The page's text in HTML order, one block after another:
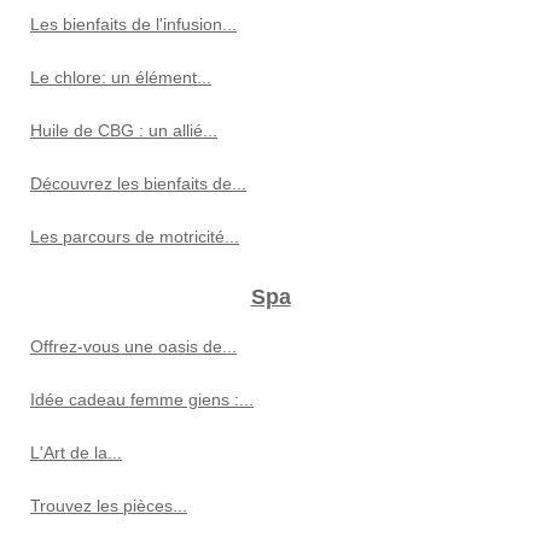
Les bienfaits de l'infusion...
Le chlore: un élément...
Huile de CBG : un allié...
Découvrez les bienfaits de...
Les parcours de motricité...
Spa
Offrez-vous une oasis de...
Idée cadeau femme giens :...
L'Art de la...
Trouvez les pièces...